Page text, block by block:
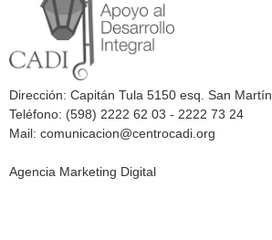
Dirección: Capitán Tula 5150 esq. San Martín
Teléfono: (598) 2222 62 03 - 2222 73 24
Mail: comunicacion@centrocadi.org
Agencia Marketing Digital